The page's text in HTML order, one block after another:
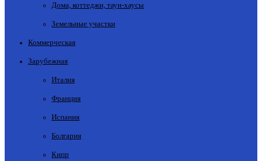
Дома, коттеджи, таун-хаусы
Земельные участки
Коммерческая
Зарубежная
Италия
Франция
Испания
Болгария
Кипр